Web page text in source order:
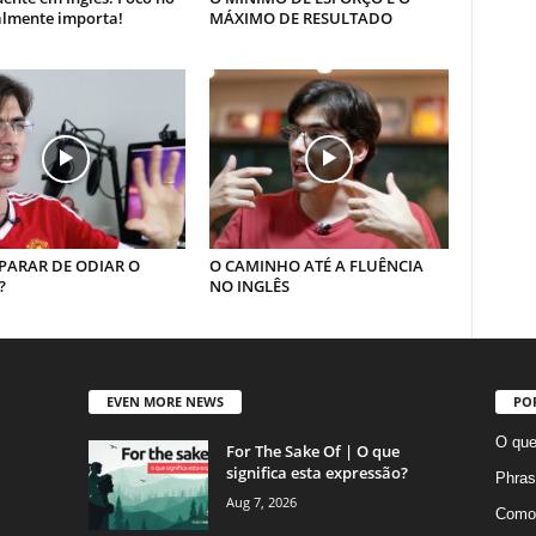
importa!
MÁXIMO DE RESULTADO
DE ODIAR O
O CAMINHO ATÉ A FLUÊNCIA
NO INGLÊS
EVEN MORE NEWS
For The Sake Of | O que
significa esta expressão?
Aug 7, 2026
O